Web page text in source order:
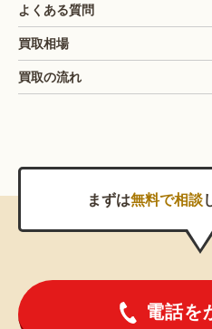
よくある質問
買取相場
買取の流れ
まずは無料で相談
電話を